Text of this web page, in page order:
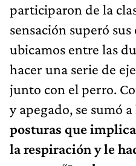
participaron de la
sensación superó
ubicamos entre las
hacer una serie de
junto con el perro.
y apegado, se sumó
posturas que
la respiración y le